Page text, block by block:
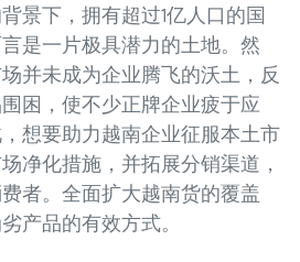
景下，拥有超过1亿人口的国
是一片极具潜力的土地。然
并未成为企业腾飞的沃土，反
困，使不少正牌企业疲于应
想要助力越南企业征服本土市
净化措施，并拓展分销渠道，
者。全面扩大越南货的覆盖
产品的有效方式。